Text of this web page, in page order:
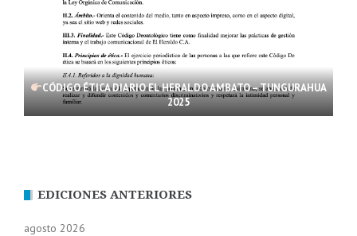
CÓDIGO ÉTICA DIARIO EL HERALDO AMBATO – TUNGURAHUA
2025
EDICIONES ANTERIORES
agosto 2026